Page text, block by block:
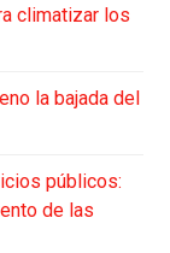
climatizar los
la bajada del
públicos:
de las